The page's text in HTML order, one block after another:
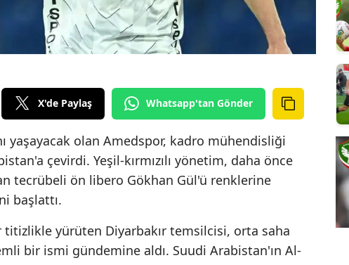
X'de Paylaş Whatsapp'tan Gönder
yaşayacak olan Amedspor, kadro mühendisliği
çevirdi. Yeşil-kırmızılı yönetim, daha önce
tecrübeli ön libero Gökhan Gül'ü renklerine
başlattı.
titizlikle yürüten Diyarbakır temsilcisi, orta saha
bir ismi gündemine aldı. Suudi Arabistan'ın Al-